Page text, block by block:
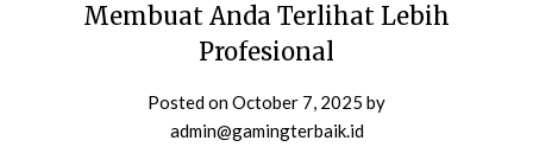
Membuat Anda Terlihat Lebih
Profesional
Posted onOctober 7, 2025 by
admin@gamingterbaik.id